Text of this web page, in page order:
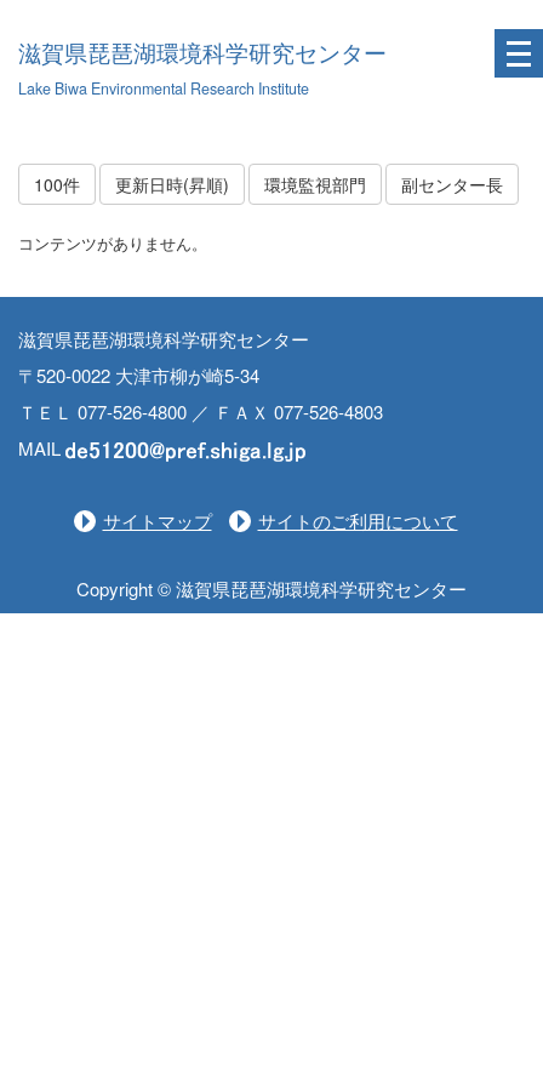
滋賀県琵琶湖環境科学研究センター
Lake Biwa Environmental Research Institute
100件 更新日時(昇順) 環境監視部門 副センター長
コンテンツがありません。
滋賀県琵琶湖環境科学研究センター
〒520-0022 大津市柳が崎5-34
ＴＥＬ 077-526-4800 ／ ＦＡＸ 077-526-4803
MAIL
サイトマップ サイトのご利用について
Copyright © 滋賀県琵琶湖環境科学研究センター